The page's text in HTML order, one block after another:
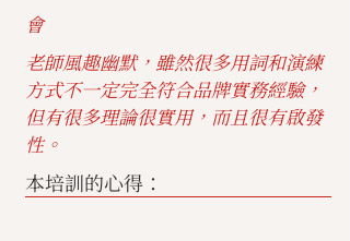
會
老師風趣幽默，雖然很多用詞和演練
方式不一定完全符合品牌實務經驗，
但有很多理論很實用，而且很有啟發
性。
本培訓的心得：